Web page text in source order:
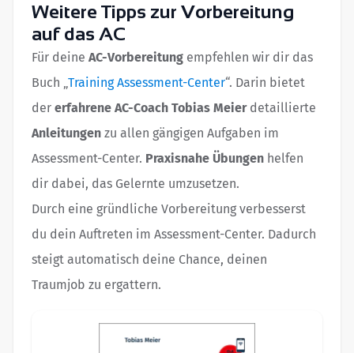
Weitere Tipps zur Vorbereitung
auf das AC
Für deine AC-Vorbereitung empfehlen wir dir das
Buch „Training Assessment-Center“. Darin bietet
der erfahrene AC-Coach Tobias Meierdetaillierte
Anleitungen zu allen gängigen Aufgaben im
Assessment-Center. Praxisnahe Übungen helfen
dir dabei, das Gelernte umzusetzen.
Durch eine gründliche Vorbereitung verbesserst
du dein Auftreten im Assessment-Center. Dadurch
steigt automatisch deine Chance, deinen
Traumjob zu ergattern.